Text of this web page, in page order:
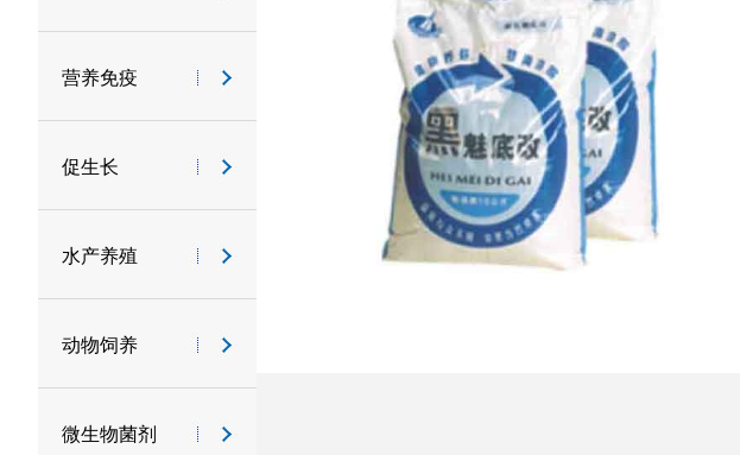
营养免疫
促生长
水产养殖
动物饲养
微生物菌剂